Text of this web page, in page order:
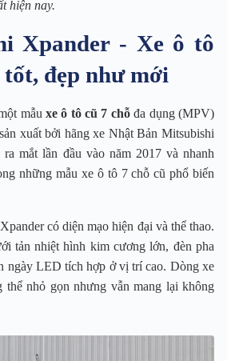
hiện nay.
Xpander - Xe ô tô
tốt, đẹp như mới
mẫu xe ô tô cũ 7 chỗđa dụng (MPV)
xuất bởi hãng xe Nhật Bản Mitsubishi
mắt lần đầu vào năm 2017 và nhanh
những mẫu xe ô tô 7 chỗ cũ phổ biến
có diện mạo hiện đại và thể thao.
tản nhiệt hình kim cương lớn, đèn pha
ngày LED tích hợp ở vị trí cao. Dòng xe
thể nhỏ gọn nhưng vẫn mang lại không